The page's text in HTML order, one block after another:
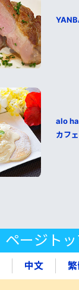
alo
カフ
ページト
中文